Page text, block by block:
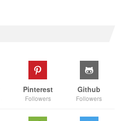
Pinterest
Followers
Github
Followers